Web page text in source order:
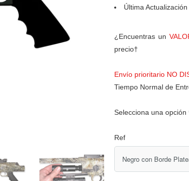
Última
¿Encuentras un
precio†
Envío prioritario NO
Tiempo Normal de
Selecciona una opción
Ref